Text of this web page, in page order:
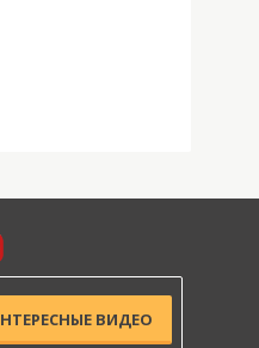
ВИДЕО